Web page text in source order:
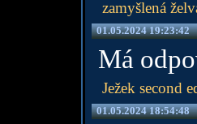
zamyšlená
01.05.2024 19:23:42
Má
Ježek second
01.05.2024 18:54:48